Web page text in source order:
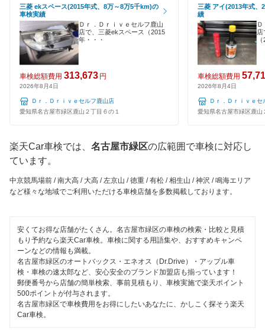
名古屋市
120分以内の車検
1日車検
夜間受付
整備保証
1級整備士在籍
ホリデー車検
マッハ車検
出光興産「らくらく安心車検」
ベアーズ車検
グッドスピード車検
三菱 ekスペース(2015年式、8万～8万5千km)の
車検実績
Ｄｒ．Ｄｒｉｖｅセルフ鹿山
店で、三菱ekスペース（2015
年・・・
車検総額費用 313,673 円
2026年8月4日
Ｄｒ．Ｄｒｉｖｅセルフ鹿山店
愛知県名古屋市緑区鹿山２丁目６の１
三菱 アイ(2013年式、
績
Ｄ
店
（
車検総額費用
2026年8月4日
Ｄｒ．Ｄｒｉｖｅセ
愛知県名古屋市緑区鹿山
楽天Car車検では、 名古屋市緑区の広範囲で車検に対応し
ています。
中京競馬場前 / 南大高 / 大高 / 左京山 / 徳重 / 有松 / 相生山 / 神沢 / 鳴海エリア
など様々な地域でご利用いただける車検店舗を多数掲載しております。
安くてお得な店舗がたくさん。名古屋市緑区の車検の検索・比較と見積
もり予約なら楽天Car車検。車検に関する用語集や、おすすめキャンペ
ーンなどの情報も満載。
名古屋市緑区のオートバックス・エネオス（Dr.Drive）・アップル車
検・車検の速太郎など、安心安全のブランド加盟店も揃っています！
郵便番号から店舗の簡単検索、事前見積もり、車検実施で楽天ポイント
500ポイントが付与されます。
名古屋市緑区で車検費用をお得にしたいあなたに、かしこく探そう楽天
Car車検。